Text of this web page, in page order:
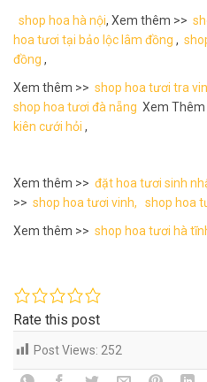
shop hoa hà nội, Xem thêm >>
hoa tươi tại bảo lộc lâm đồng ,
đồng ,
Xem thêm >> shop hoa tươi tra
shop hoa tươi đà nẵng Xem Thêm
kiên cưới hỏi ,
Xem thêm >> đặt hoa tươi sinh
>> shop hoa tươi vinh,
shop hoa
Xem thêm >> shop hoa tươi hà
Rate this post
Post Views: 252